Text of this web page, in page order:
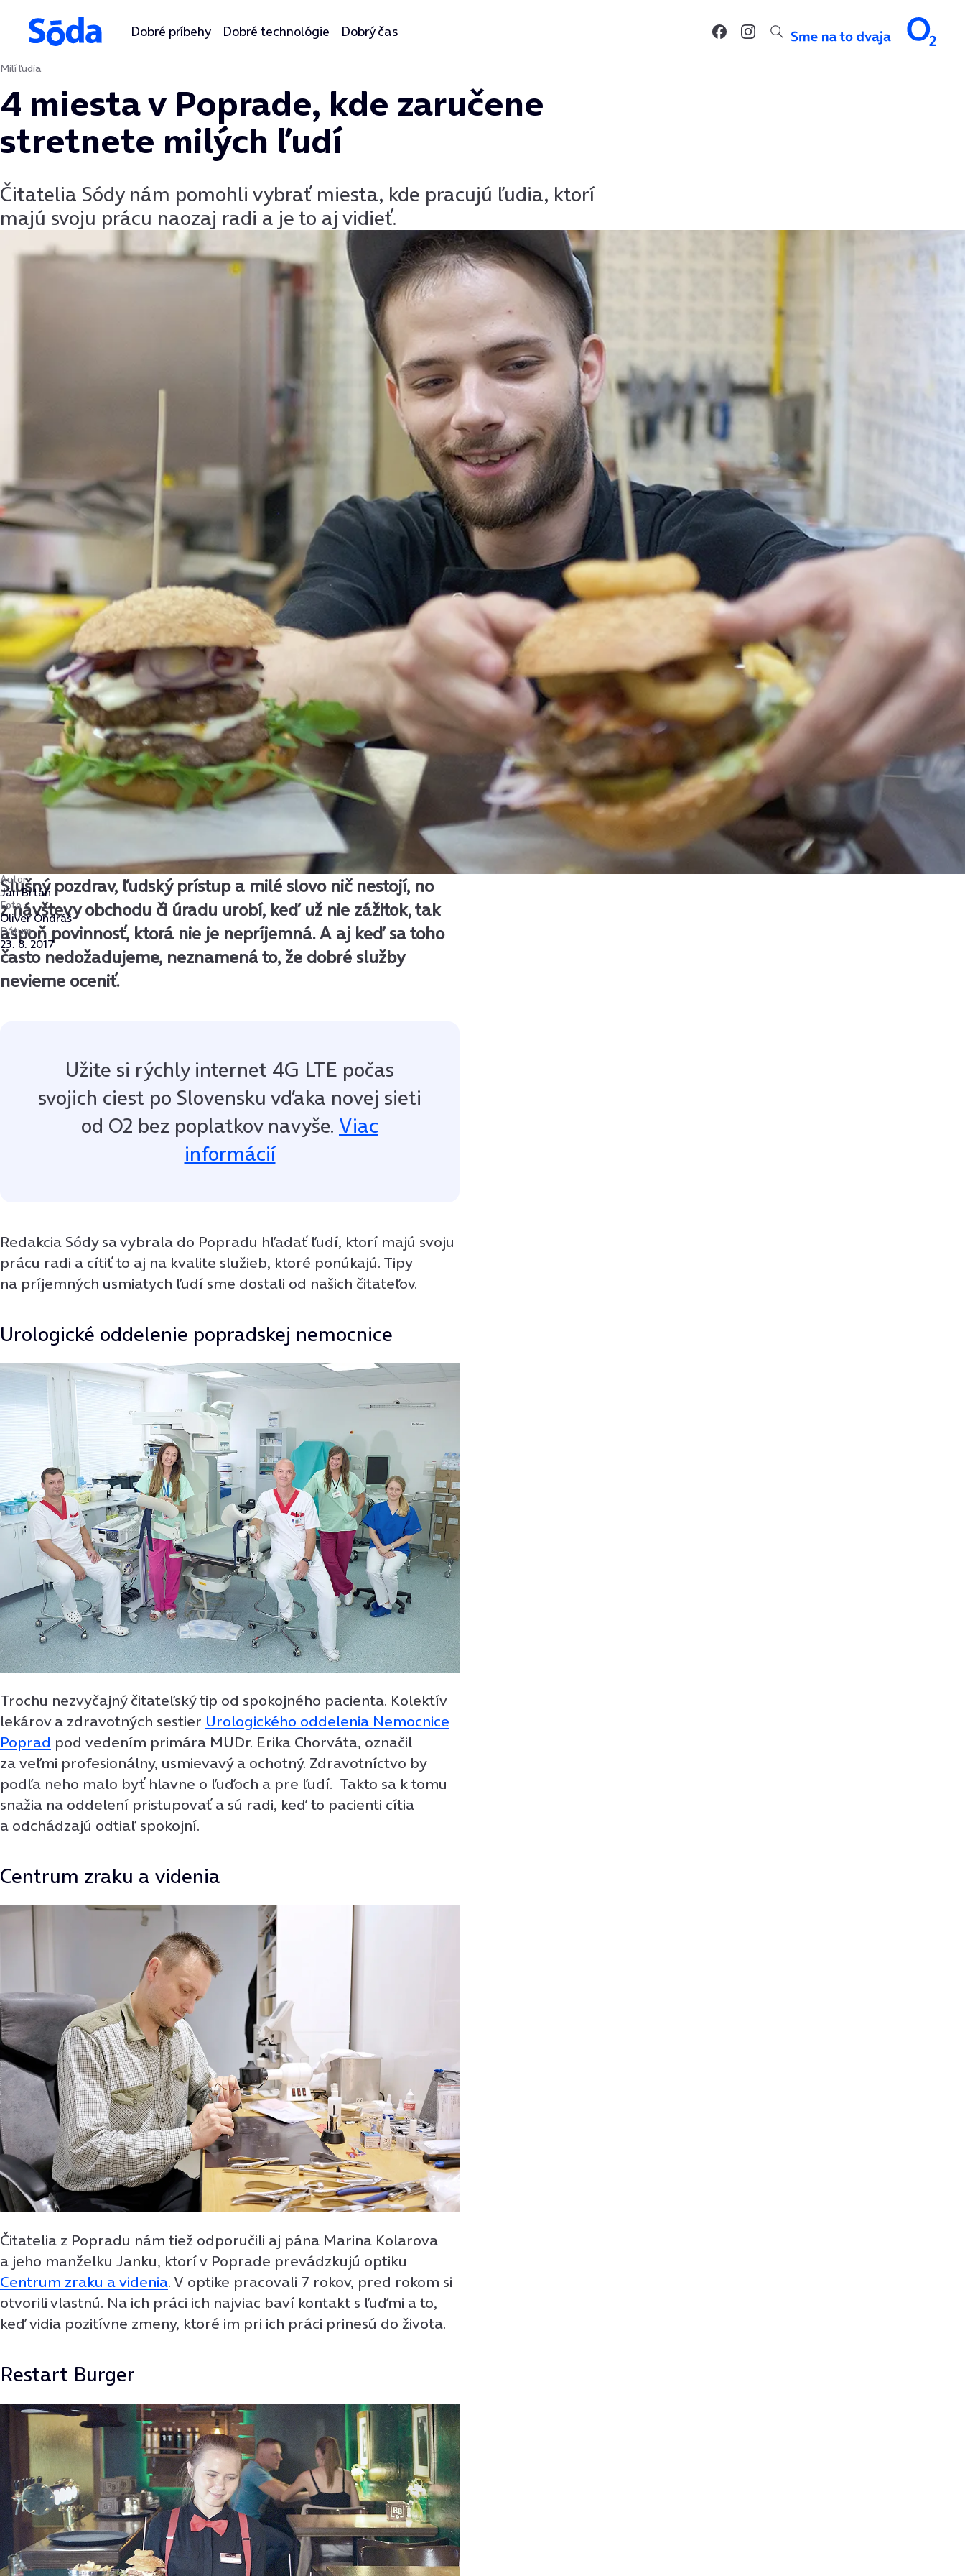
Preskočiť na obsah
Dobré príbehy Dobré technológie Dobrý čas
Milí ľudia
4 miesta v Poprade, kde zaručene
stretnete milých ľudí
Čitatelia Sódy nám pomohli vybrať miesta, kde pracujú ľudia, ktorí
majú svoju prácu naozaj radi a je to aj vidieť.
Autor
Ján Brtáň
Foto
Oliver Ondráš
Dátum
23. 8. 2017
Slušný pozdrav, ľudský prístup a milé slovo nič nestojí, no
z návštevy obchodu či úradu urobí, keď už nie zážitok, tak
aspoň povinnosť, ktorá nie je nepríjemná. A aj keď sa toho
často nedožadujeme, neznamená to, že dobré služby
nevieme oceniť.
Užite si rýchly internet 4G LTE počas
svojich ciest po Slovensku vďaka novej sieti
od O2 bez poplatkov navyše. Viac
informácií
Redakcia Sódy sa vybrala do Popradu hľadať ľudí, ktorí majú svoju
prácu radi a cítiť to aj na kvalite služieb, ktoré ponúkajú. Tipy
na príjemných usmiatych ľudí sme dostali od našich čitateľov.
Urologické oddelenie popradskej nemocnice
Trochu nezvyčajný čitateľský tip od spokojného pacienta. Kolektív
lekárov a zdravotných sestier Urologického oddelenia Nemocnice
Poprad pod vedením primára MUDr. Erika Chorváta, označil
za veľmi profesionálny, usmievavý a ochotný. Zdravotníctvo by
podľa neho malo byť hlavne o ľuďoch a pre ľudí. Takto sa k tomu
snažia na oddelení pristupovať a sú radi, keď to pacienti cítia
a odchádzajú odtiaľ spokojní.
Centrum zraku a videnia
Čitatelia z Popradu nám tiež odporučili aj pána Marina Kolarova
a jeho manželku Janku, ktorí v Poprade prevádzkujú optiku
Centrum zraku a videnia. V optike pracovali 7 rokov, pred rokom si
otvorili vlastnú. Na ich práci ich najviac baví kontakt s ľuďmi a to,
keď vidia pozitívne zmeny, ktoré im pri ich práci prinesú do života.
Restart Burger